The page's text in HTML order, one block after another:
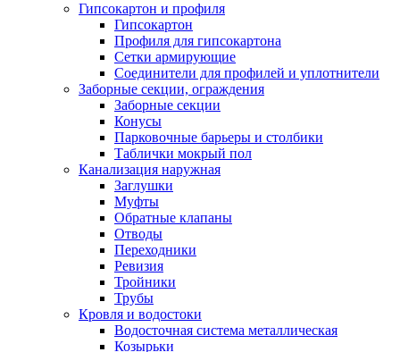
Гипсокартон и профиля
Гипсокартон
Профиля для гипсокартона
Сетки армирующие
Соединители для профилей и уплотнители
Заборные секции, ограждения
Заборные секции
Конусы
Парковочные барьеры и столбики
Таблички мокрый пол
Канализация наружная
Заглушки
Муфты
Обратные клапаны
Отводы
Переходники
Ревизия
Тройники
Трубы
Кровля и водостоки
Водосточная система металлическая
Козырьки